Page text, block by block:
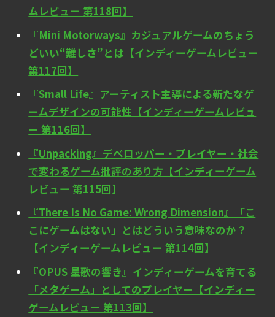
ムレビュー 第118回】
『Mini Motorways』カジュアルゲームのちょう
どいい“難しさ”とは【インディーゲームレビュー
第117回】
『Small Life』アーティスト主導による新たなゲ
ームデザインの可能性【インディーゲームレビュ
ー 第116回】
『Unpacking』デベロッパー・プレイヤー・社会
で変わるゲーム批評のあり方【インディーゲーム
レビュー 第115回】
『There Is No Game: Wrong Dimension』「こ
こにゲームはない」とはどういう意味なのか？
【インディーゲームレビュー 第114回】
『OPUS 星歌の響き』インディーゲームを育てる
「メタゲーム」としてのプレイヤー【インディー
ゲームレビュー 第113回】